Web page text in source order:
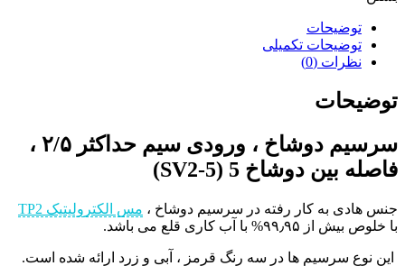
توضیحات
توضیحات تکمیلی
نظرات (0)
توضیحات
سرسیم دوشاخ ، ورودی سیم حداکثر ۲/۵ ،
فاصله بین دوشاخ 5 (SV2-5)
جنس هادی به کار رفته در سرسیم دوشاخ ، مس الکترولیتیک TP2
با خلوص بیش از ۹۹٫۹۵% با آب کاری قلع می باشد.
این نوع سرسیم ها در سه رنگ قرمز ، آبی و زرد ارائه شده است.